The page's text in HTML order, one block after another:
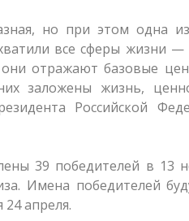
но при этом одна
все сферы жизни
отражают базовые
заложены жизнь,
Российской
39 победителей в
Имена победителей
апреля.